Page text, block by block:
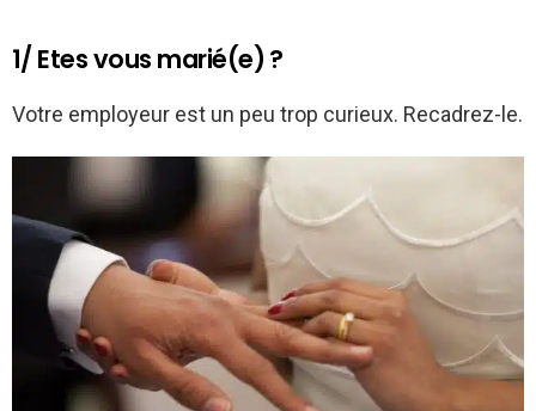
1/ Etes vous marié(e) ?
Votre employeur est un peu trop curieux. Recadrez-le.